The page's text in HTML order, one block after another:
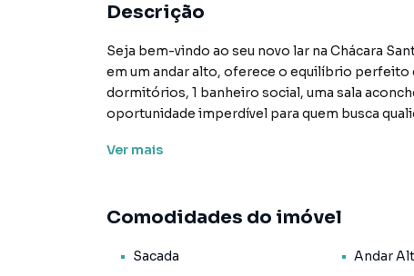
Descrição
Seja bem-vindo ao seu novo lar na Chácara
em um andar alto, oferece o equilíbrio
dormitórios, 1 banheiro social, uma sala
oportunidade imperdível para quem busca
Características Principais:
sua família.
1 Banheiro Social: Moderno e funcional,
Ver mais
Comodidades do imóvel
Sacada Andar